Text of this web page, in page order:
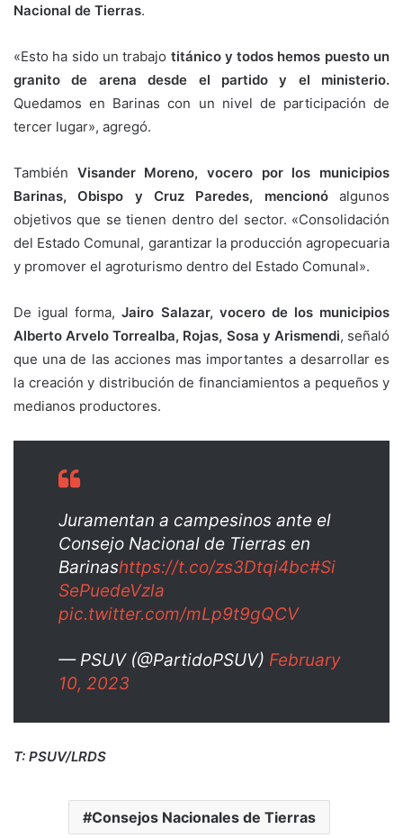
Nacional de Tierras.
«Esto ha sido un trabajo titánico y todos hemos puesto un
granito de arena desde el partido y el ministerio.
Quedamos en Barinas con un nivel de participación de
tercer lugar», agregó.
También Visander Moreno, vocero por los municipios
Barinas, Obispo y Cruz Paredes, mencionóalgunos
objetivos que se tienen dentro del sector. «Consolidación
del Estado Comunal, garantizar la producción agropecuaria
y promover el agroturismo dentro del Estado Comunal».
De igual forma,Jairo Salazar, vocero de los municipios
Alberto Arvelo Torrealba, Rojas, Sosa y Arismendi, señaló
que una de las acciones mas importantes a desarrollar es
la creación y distribución de financiamientos a pequeños y
medianos productores.
Juramentan a campesinos ante el
Consejo Nacional de Tierras en
Barinashttps://t.co/zs3Dtqi4bc#Si
SePuedeVzla
pic.twitter.com/mLp9t9gQCV
— PSUV (@PartidoPSUV) February
10, 2023
T: PSUV/LRDS
Consejos Nacionales de Tierras